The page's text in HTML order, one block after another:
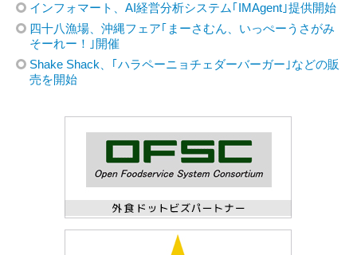
インフォマート、AI経営分析システム｢IMAgent｣提供開始
四十八漁場、沖縄フェア｢まーさむん、いっぺーうさがみ
そーれー！｣開催
Shake Shack、｢ハラペーニョチェダーバーガー｣などの販
売を開始